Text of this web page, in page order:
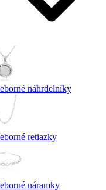
náhrdelníky
retiazky
náramky